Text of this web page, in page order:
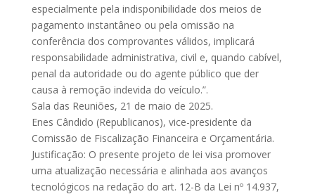
especialmente pela indisponibilidade dos meios de
pagamento instantâneo ou pela omissão na
conferência dos comprovantes válidos, implicará
responsabilidade administrativa, civil e, quando cabível,
penal da autoridade ou do agente público que der
causa à remoção indevida do veículo.”.
Sala das Reuniões, 21 de maio de 2025.
Enes Cândido (Republicanos), vice-presidente da
Comissão de Fiscalização Financeira e Orçamentária.
Justificação: O presente projeto de lei visa promover
uma atualização necessária e alinhada aos avanços
tecnológicos na redação do art. 12-B da Lei nº 14.937,